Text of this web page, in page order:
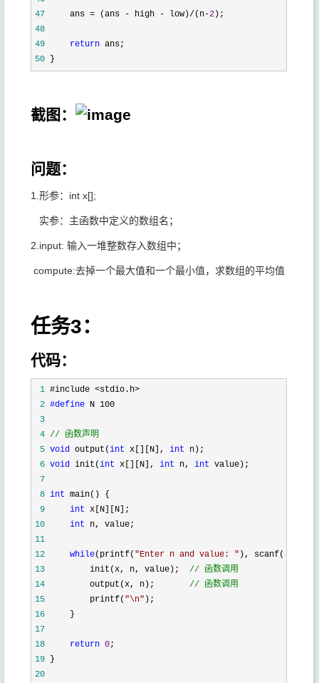
47
     ans = (ans - high - low)/(n-
2
48
49
return
50 }
截图：
问题：
1.形参：int x[];
实参：主函数中定义的数组名；
2.input: 输入一堆整数存入数组中；
compute:去掉一个最大值和一个最小值，求数组的平均值
任务3：
代码：
1
2 #define
3
4 // 函数声明
5 void output(int x[][N], int
6 void init(int x[][N], int n, int
7
8 int
9
int
10
int
11
12
while(printf( "Enter n and value: " ), scanf(
13
         init(x, n, value);
// 函数调用
14
         output(x, n);
// 函数调用
15
         printf(
"\n"
16
17
18
return 0
19
20